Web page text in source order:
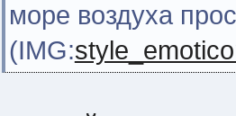
море воздуха
(IMG: